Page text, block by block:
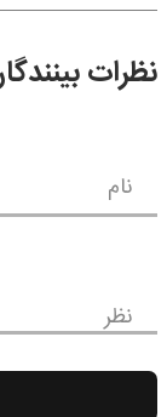
نظرات
نام
نظر